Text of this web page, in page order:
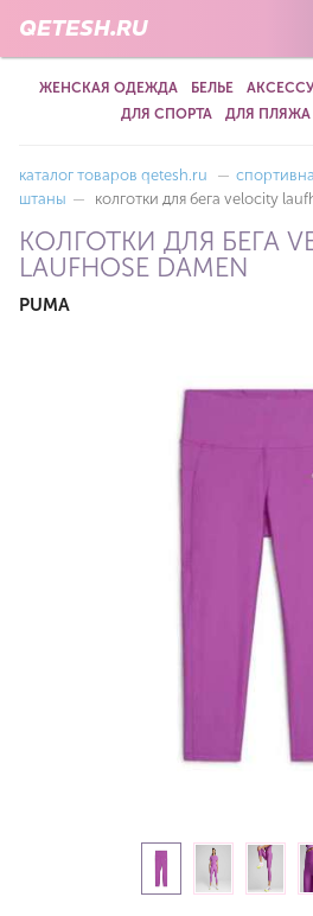
QETESH.RU
ЖЕНСКАЯ ОДЕЖДА БЕЛЬЕ
ДЛЯ СПОРТА
ДЛЯ ПЛЯЖА
каталог товаров qetesh.ru —
штаны — колготки для бега velocity
КОЛГОТКИ ДЛЯ БЕГА
LAUFHOSE DAMEN
PUMA